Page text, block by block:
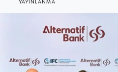
YAYINLANMA
ŞİRKET PANO